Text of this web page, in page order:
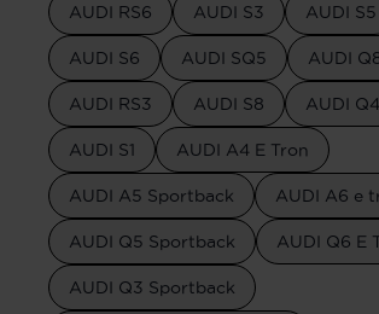
AUDI RS6 AUDI S3 AUDI S5
AUDI S6 AUDI SQ5 AUDI
AUDI RS3 AUDI S8 AUDI Q4
AUDI S1 AUDI A4 E Tron
AUDI A5 Sportback AUDI A6 e
AUDI Q5 Sportback AUDI Q6 E
AUDI Q3 Sportback